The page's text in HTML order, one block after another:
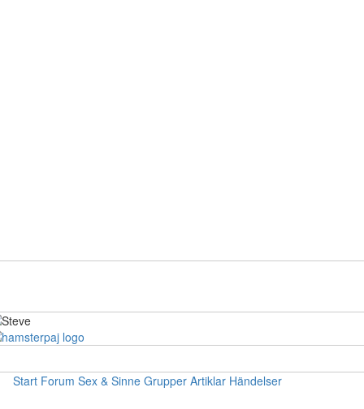
Start Forum Sex & Sinne Grupper Artiklar Händelser